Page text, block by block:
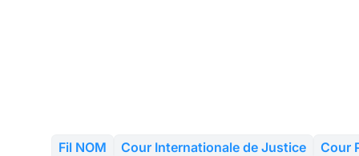
Fil NOM Cour Internationale de Justice Cour